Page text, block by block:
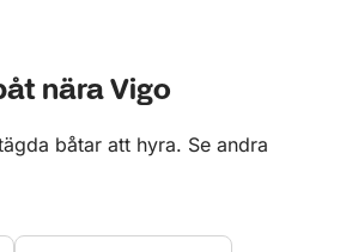
nära Vigo
båtar att hyra. Se andra